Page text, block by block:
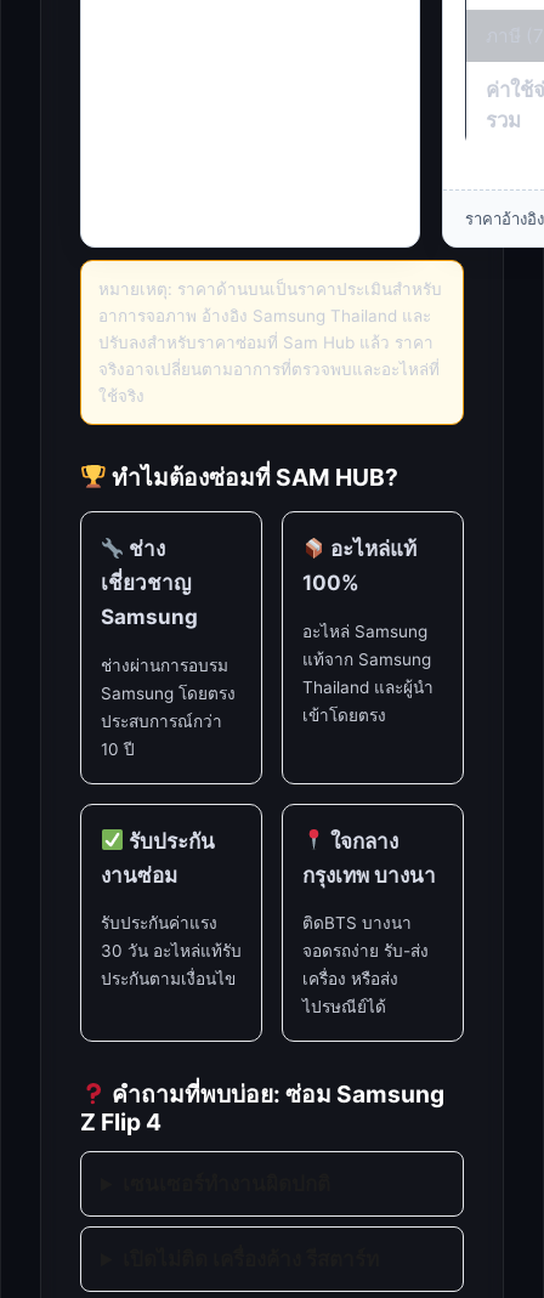
ค่าใช้
รวม
ราคาอ้างอิ
หมายเหตุ: ราคาด้านบนเป็นราคาประเมินสำหรับ
อาการจอภาพ อ้างอิง Samsung Thailand และ
ปรับลงสำหรับราคาซ่อมที่ Sam Hub แล้ว ราคา
จริงอาจเปลี่ยนตามอาการที่ตรวจพบและอะไหล่ที่
ใช้จริง
ทำไมต้องซ่อมที่ SAM HUB?
ช่าง
เชี่ยวชาญ
Samsung
ช่างผ่านการอบรม
Samsung โดยตรง
ประสบการณ์กว่า
10 ปี
อะไหล่แท้
100%
อะไหล่ Samsung
แท้จาก Samsung
Thailand และผู้นำ
เข้าโดยตรง
รับประกัน
งานซ่อม
รับประกันค่าแรง
30 วัน อะไหล่แท้รับ
ประกันตามเงื่อนไข
ใจกลาง
กรุงเทพ บางนา
ติดBTS บางนา
จอดรถง่าย รับ-ส่ง
เครื่อง หรือส่ง
ไปรษณีย์ได้
คำถามที่พบบ่อย: ซ่อม Samsung
Z Flip 4